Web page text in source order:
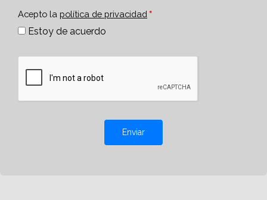
Acepto la política de privacidad
Estoy de acuerdo
Enviar